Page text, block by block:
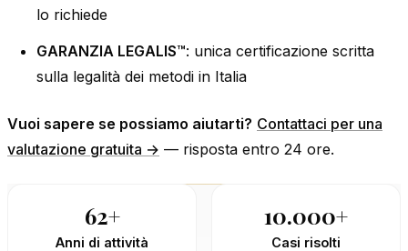
lo richiede
GARANZIA LEGALIS™: unica certificazione scritta
sulla legalità dei metodi in Italia
Vuoi sapere se possiamo aiutarti? Contattaci per una
valutazione gratuita → — risposta entro 24 ore.
62+
Anni di attività
10.000+
Casi risolti